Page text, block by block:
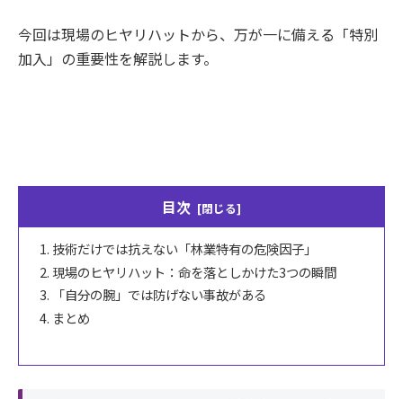
今回は現場のヒヤリハットから、万が一に備える「特別
加入」の重要性を解説します。
目次
技術だけでは抗えない「林業特有の危険因子」
現場のヒヤリハット：命を落としかけた3つの瞬間
「自分の腕」では防げない事故がある
まとめ